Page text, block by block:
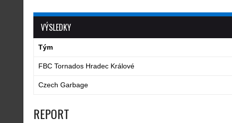
VÝSLEDKY
Tým
FBC Tornados Hradec Králové
Czech Garbage
REPORT